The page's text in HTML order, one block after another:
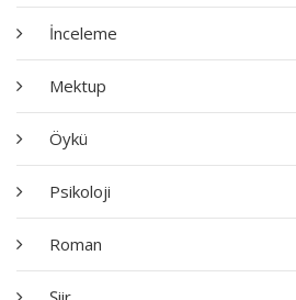
İnceleme
Mektup
Öykü
Psikoloji
Roman